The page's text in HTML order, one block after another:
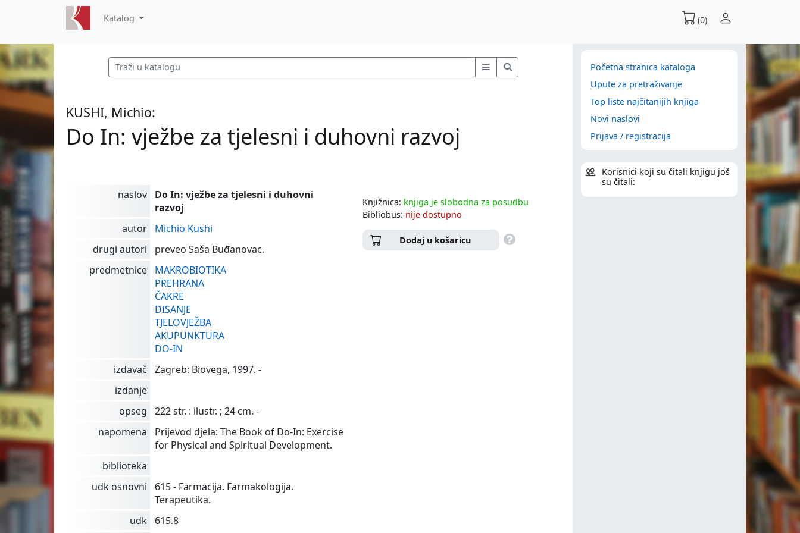
Katalog (0)
KUSHI, Michio:
Do In: vježbe za tjelesni i duhovni razvoj
naslov
Do In: vježbe za tjelesni i duhovni
razvoj
autor
Michio Kushi
drugi autori
preveo Saša Buđanovac.
predmetnice
MAKROBIOTIKA
PREHRANA
ČAKRE
DISANJE
TJELOVJEŽBA
AKUPUNKTURA
DO-IN
izdavač
Zagreb: Biovega, 1997. -
izdanje
opseg
222 str. : ilustr. ; 24 cm. -
napomena
Prijevod djela: The Book of Do-In: Exercise
for Physical and Spiritual Development.
biblioteka
udk osnovni
615 - Farmacija. Farmakologija.
Terapeutika.
udk
615.8
Knjižnica: knjiga je slobodna za posudbu
Bibliobus: nije dostupno
Dodaj u košaricu
Početna stranica kataloga
Upute za pretraživanje
Top liste najčitanijih knjiga
Novi naslovi
Prijava / registracija
Korisnici koji su čitali knjigu još
su čitali: